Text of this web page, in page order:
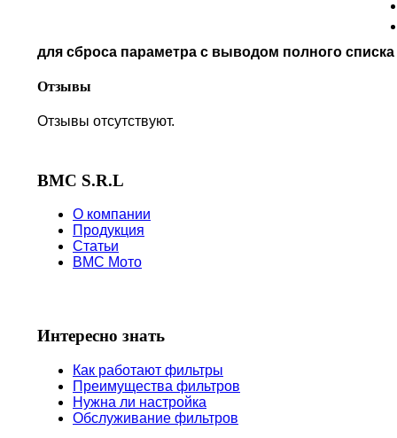
TVS
для сброса параметра с выводом полного
Отзывы
Отзывы отсутствуют.
BMC S.R.L
О компании
Продукция
Статьи
BMC Мото
Интересно знать
Как работают фильтры
Преимущества фильтров
Нужна ли настройка
Обслуживание фильтров